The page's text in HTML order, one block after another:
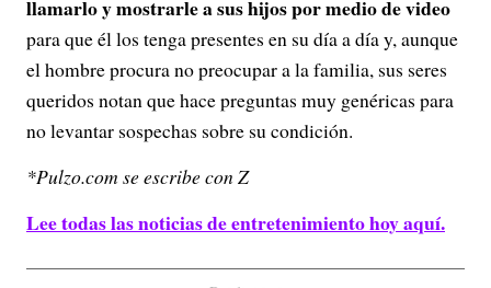
llamarlo y mostrarle a sus hijos por medio de video
para que él los tenga presentes en su día a día y, aunque
el hombre procura no preocupar a la familia, sus seres
queridos notan que hace preguntas muy genéricas para
no levantar sospechas sobre su condición.
*Pulzo.com se escribe con Z
Lee todas las noticias de entretenimiento hoy aquí.